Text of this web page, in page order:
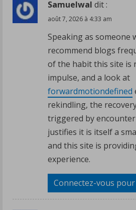
Samuelwal dit :
août 7, 2026 à 4:33 am
Speaking as someone
recommend blogs
of the habit this site is
impulse, and a look at
forwardmotiondefined
rekindling, the
triggered by
justifies it is itself a
and this site is
experience.
Connectez-vous